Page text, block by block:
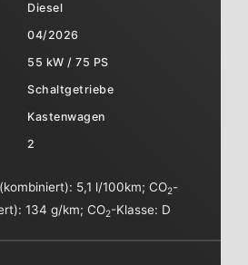
Diesel
04/2026
55 kW / 75 PS
Schaltgetriebe
Kastenwagen
2
5,1 l/100km;CO2-
134 g/km;CO2-Klasse: D